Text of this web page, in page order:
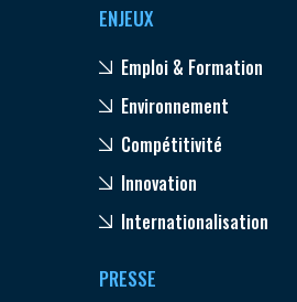
ENJEUX
Emploi & Formation
Environnement
Compétitivité
Innovation
Internationalisation
PRESSE